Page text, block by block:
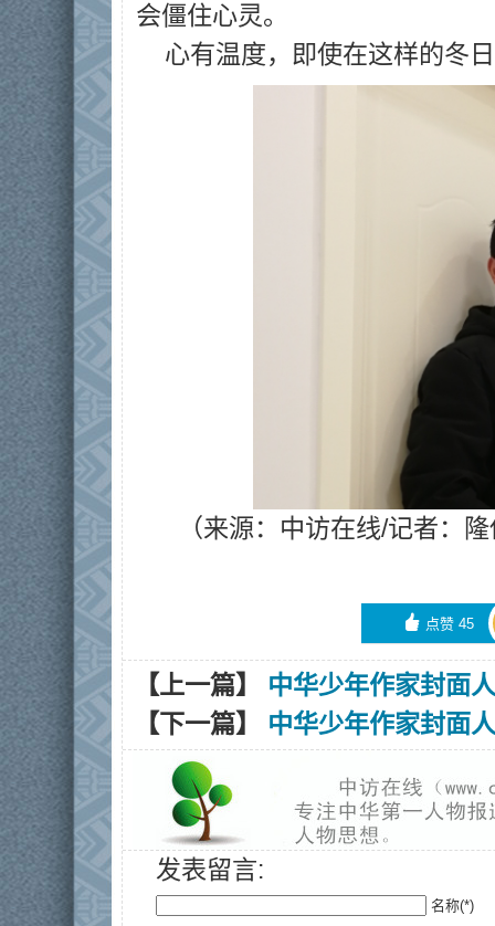
会僵住心灵。
心有温度，即使在这样的冬
（来源：中访在线/记者：
󰄼 点赞 45
【上一篇】 中华少年作家封面
【下一篇】 中华少年作家封面
发表留言:
名称(*)